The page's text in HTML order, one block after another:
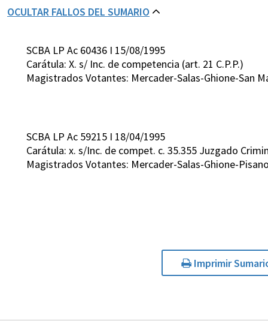
OCULTAR FALLOS DEL SUMARIO
SCBA LP Ac 60436 I 15/08/1995
Carátula: X. s/ Inc. de competencia (art. 21 C.P.P.)
Magistrados Votantes: Mercader-Salas-Ghione-San
SCBA LP Ac 59215 I 18/04/1995
Carátula: x. s/Inc. de compet. c. 35.355 Juzgado
Magistrados Votantes: Mercader-Salas-Ghione-
Imprimir